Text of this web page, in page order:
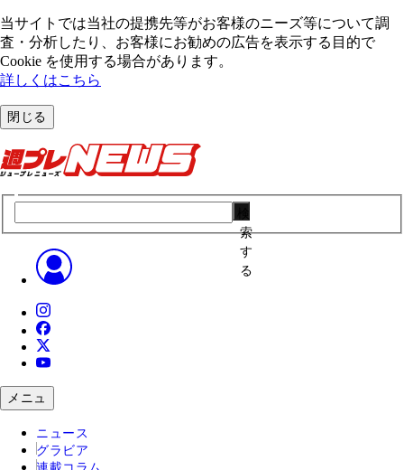
当サイトでは当社の提携先等がお客様のニーズ等について調
査・分析したり、お客様にお勧めの広告を表⽰する⽬的で
Cookie を使⽤する場合があります。
詳しくはこちら
閉じる
索
す
る
メニュ
ニュース
グラビア